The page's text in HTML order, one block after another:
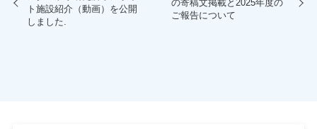
ト施設紹介（動画）を公開
しました.
の寄稿文掲載と2025年度の
ご報告について